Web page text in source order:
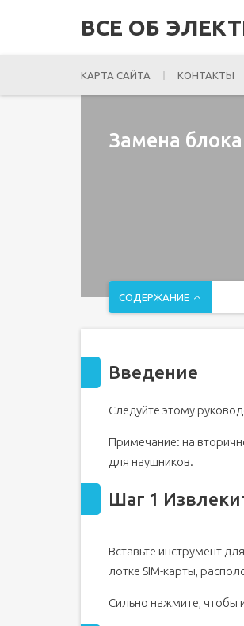
ВСЕ ОБ
КАРТА САЙТА КОНТАКТЫ
Замена
СОДЕРЖАНИЕ
Шаг 2 Извлеките лоток
Шаг 4 Снимите
Шаг 6
Шаг 8 Откройте заднюю
Шаг 10 Извлеките
Шаг 11 Отсоедините
Шаг 13 Поднимите
Введение
Следуйте этому
Примечание: на
для наушников.
Шаг 1
Вставьте инструмент
лотке SIM-карты,
Сильно нажмите, чтобы